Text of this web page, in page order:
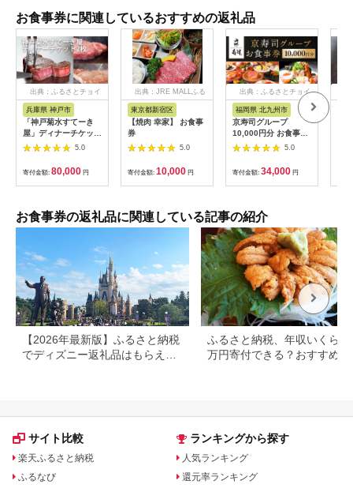
お食事券に関連しているおすすめの返礼品
出典：ふるさとチョイ
兵庫県 神戸市
「神戸菊水すてーき
屋」ディナーチケット
（2枚）
5.0
寄付金額: 80,000 円
出典：JRE MALLふる
東京都新宿区
【焼肉 幸家】 お食事
券
5.0
寄付金額: 10,000 円
出典：ふるさとチョイ
福岡県 北九州市
京寿司グループ
10,000円分 お食事券
1000円×10枚 食事チ
ケット チケット 寿司
福岡県 北九州市
5.0
寄付金額: 34,000 円
お食事券の返礼品に関連している記事の紹介
【2026年最新版】ふるさと納税
でディズニー返礼品はもらえ
ふるさと納税、年収いくらで
万円寄付できる？おすすめ返
サイト比較
楽天ふるさと納税
ふるなび
ランキングから探す
人気ランキング
還元率ランキング